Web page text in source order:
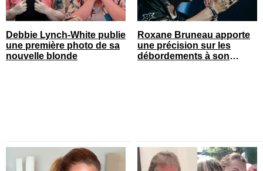
Debbie Lynch-White publie
une première photo de sa
nouvelle blonde
Roxane Bruneau apporte
une précision sur les
débordements à son